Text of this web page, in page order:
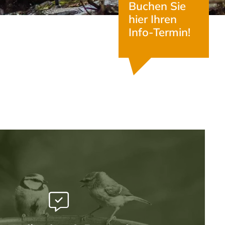
Buchen Sie
hier Ihren
Info-Termin!